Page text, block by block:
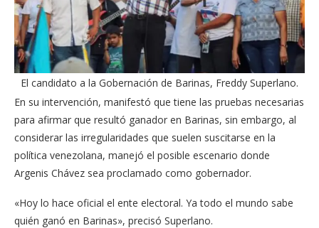
El candidato a la Gobernación de Barinas, Freddy Superlano.
En su intervención, manifestó que tiene las pruebas necesarias
para afirmar que resultó ganador en Barinas, sin embargo, al
considerar las irregularidades que suelen suscitarse en la
política venezolana, manejó el posible escenario donde
Argenis Chávez sea proclamado como gobernador.
«Hoy lo hace oficial el ente electoral. Ya todo el mundo sabe
quién ganó en Barinas», precisó Superlano.